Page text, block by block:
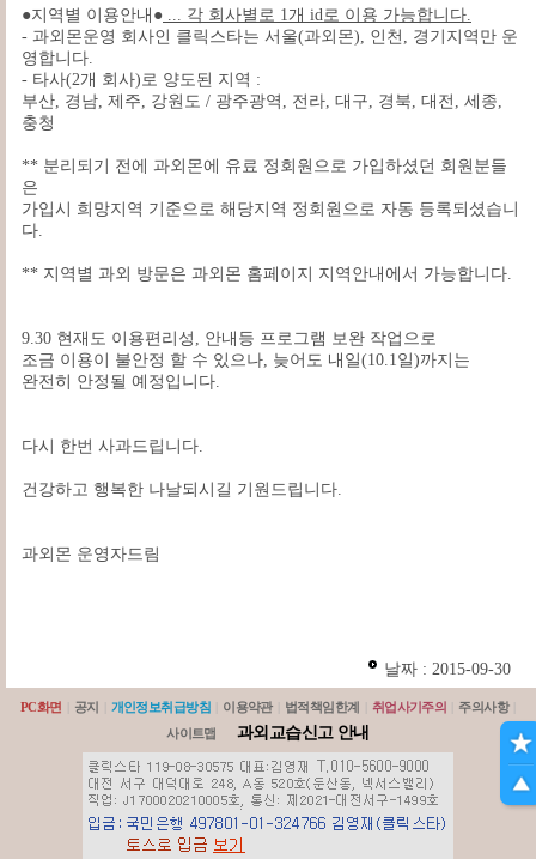
●지역별 이용안내● ... 각 회사별로 1개 id로 이용 가능합니다.
- 과외몬운영 회사인 클릭스타는 서울(과외몬), 인천, 경기지역만 운
영합니다.
- 타사(2개 회사)로 양도된 지역 :
부산, 경남, 제주, 강원도 / 광주광역, 전라, 대구, 경북, 대전, 세종,
충청
** 분리되기 전에 과외몬에 유료 정회원으로 가입하셨던 회원분들
은
가입시 희망지역 기준으로 해당지역 정회원으로 자동 등록되셨습니
다.
** 지역별 과외 방문은 과외몬 홈페이지 지역안내에서 가능합니다.
9.30 현재도 이용편리성, 안내등 프로그램 보완 작업으로
조금 이용이 불안정 할 수 있으나, 늦어도 내일(10.1일)까지는
완전히 안정될 예정입니다.
다시 한번 사과드립니다.
건강하고 행복한 나날되시길 기원드립니다.
과외몬 운영자드림
날짜 : 2015-09-30
PC화면 공지 개인정보취급방침 이용약관 법적책임한계 취업사기주의 주의사항
사이트맵
과외교습신고 안내